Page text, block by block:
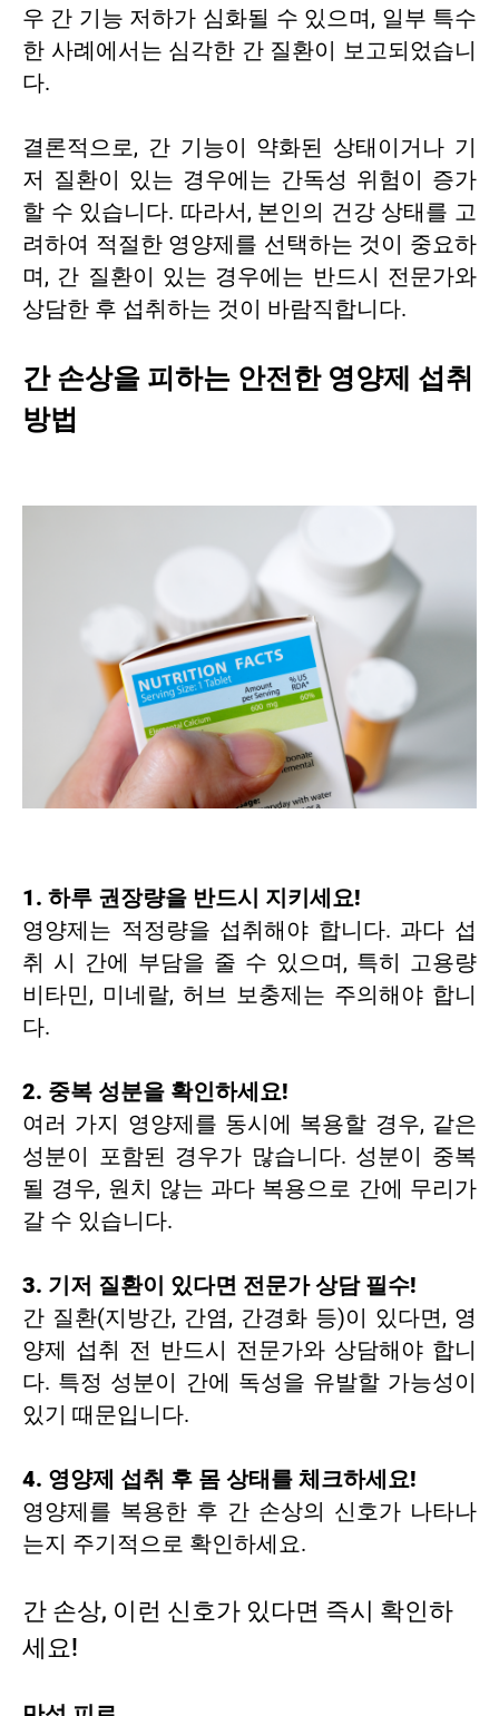
우 간 기능 저하가 심화될 수 있으며, 일부 특수
한 사례에서는 심각한 간 질환이 보고되었습니
다.
결론적으로, 간 기능이 약화된 상태이거나 기
저 질환이 있는 경우에는 간독성 위험이 증가
할 수 있습니다. 따라서, 본인의 건강 상태를 고
려하여 적절한 영양제를 선택하는 것이 중요하
며, 간 질환이 있는 경우에는 반드시 전문가와
상담한 후 섭취하는 것이 바람직합니다.
간 손상을 피하는 안전한 영양제 섭취
방법
1. 하루 권장량을 반드시 지키세요!
영양제는 적정량을 섭취해야 합니다. 과다 섭
취 시 간에 부담을 줄 수 있으며, 특히 고용량
비타민, 미네랄, 허브 보충제는 주의해야 합니
다.
2. 중복 성분을 확인하세요!
여러 가지 영양제를 동시에 복용할 경우, 같은
성분이 포함된 경우가 많습니다. 성분이 중복
될 경우, 원치 않는 과다 복용으로 간에 무리가
갈 수 있습니다.
3. 기저 질환이 있다면 전문가 상담 필수!
간 질환(지방간, 간염, 간경화 등)이 있다면, 영
양제 섭취 전 반드시 전문가와 상담해야 합니
다. 특정 성분이 간에 독성을 유발할 가능성이
있기 때문입니다.
4. 영양제 섭취 후 몸 상태를 체크하세요!
영양제를 복용한 후 간 손상의 신호가 나타나
는지 주기적으로 확인하세요.
간 손상, 이런 신호가 있다면 즉시 확인하
세요!